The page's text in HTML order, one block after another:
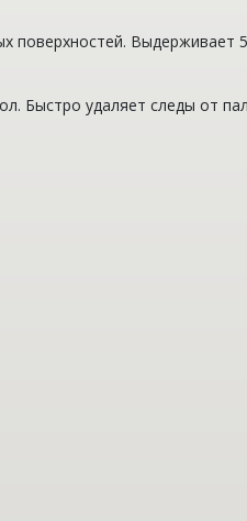
поверхностей. Выдерживает
Быстро удаляет следы от